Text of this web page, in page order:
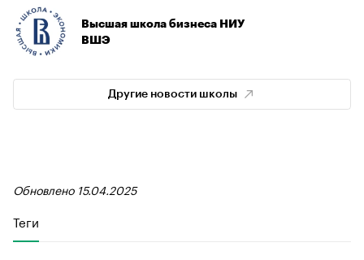
Высшая школа бизнеса НИУ
ВШЭ
Другие новости школы
Обновлено 15.04.2025
Теги